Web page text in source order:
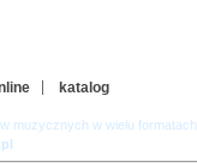
katalog
muzycznych w wielu formatach